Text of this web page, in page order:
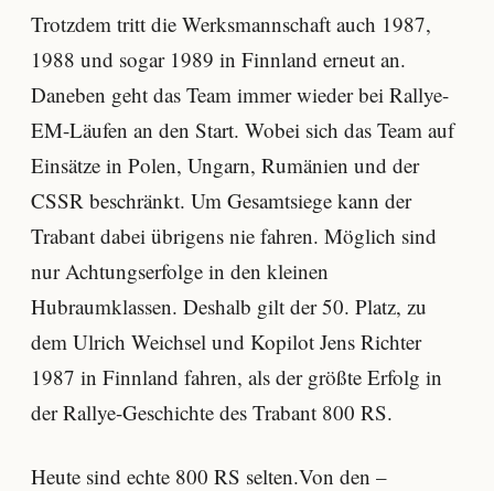
Trotzdem tritt die Werksmannschaft auch 1987,
1988 und sogar 1989 in Finnland erneut an.
Daneben geht das Team immer wieder bei Rallye-
EM-Läufen an den Start. Wobei sich das Team auf
Einsätze in Polen, Ungarn, Rumänien und der
CSSR beschränkt. Um Gesamtsiege kann der
Trabant dabei übrigens nie fahren. Möglich sind
nur Achtungserfolge in den kleinen
Hubraumklassen. Deshalb gilt der 50. Platz, zu
dem Ulrich Weichsel und Kopilot Jens Richter
1987 in Finnland fahren, als der größte Erfolg in
der Rallye-Geschichte des Trabant 800 RS.
Heute sind echte 800 RS selten.Von den –